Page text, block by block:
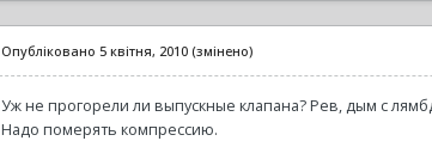
Опубліковано 5 квітня, 2010 (змінено)
Уж не прогорели ли выпускные клапана? Рев, дым с
Надо померять компрессию.